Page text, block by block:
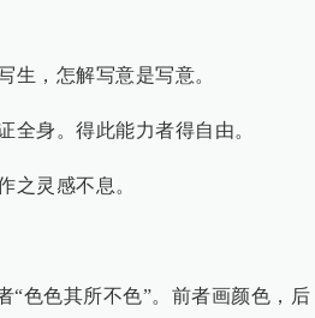
生，怎解写意是写意。
全身。得此能力者得自由。
之灵感不息。
“色色其所不色”。前者画颜色，后